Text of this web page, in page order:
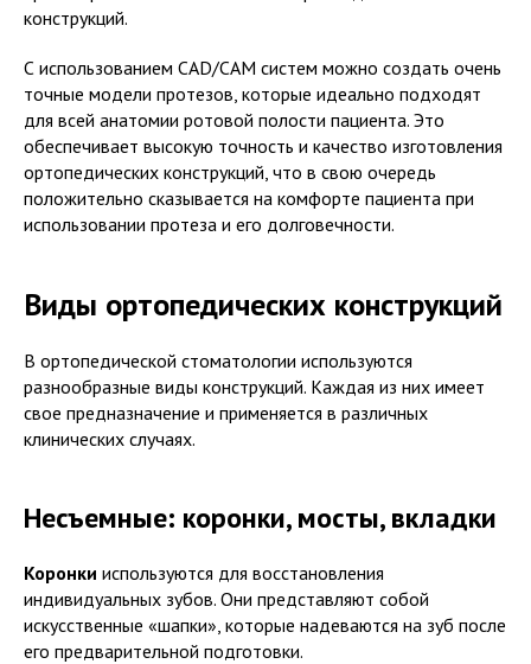
конструкций.
С использованием CAD/CAM систем можно создать очень
точные модели протезов, которые идеально подходят
для всей анатомии ротовой полости пациента. Это
обеспечивает высокую точность и качество изготовления
ортопедических конструкций, что в свою очередь
положительно сказывается на комфорте пациента при
использовании протеза и его долговечности.
Виды ортопедических конструкций
В ортопедической стоматологии используются
разнообразные виды конструкций. Каждая из них имеет
свое предназначение и применяется в различных
клинических случаях.
Несъемные: коронки, мосты, вкладки
Коронки используются для восстановления
индивидуальных зубов. Они представляют собой
искусственные «шапки», которые надеваются на зуб после
его предварительной подготовки.